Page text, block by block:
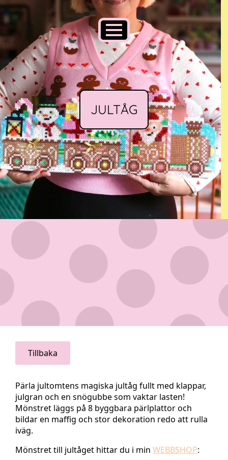
JULTÅG
Tillbaka
Pärla jultomtens magiska jultåg fullt med klappar,
julgran och en snögubbe som vaktar lasten!
Mönstret läggs på 8 byggbara pärlplattor och
bildar en maffig och stor dekoration redo att rulla
iväg.
Mönstret till jultåget hittar du i min WEBBSHOP: